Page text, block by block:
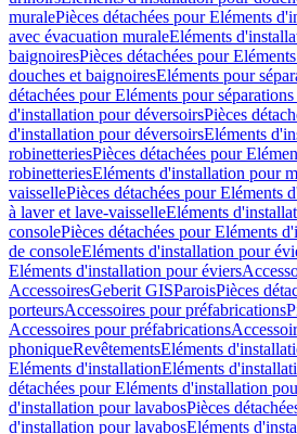
muralePièces détachées pour Eléments
avec évacuation muraleEléments
baignoiresPièces détachées pour
douches et baignoiresEléments pour
détachées pour Eléments pour
d'installation pour déversoirsPièces
d'installation pour déversoirsEléments
robinetteriesPièces détachées pour
robinetteriesEléments d'installation pour
vaissellePièces détachées pour Eléments
à laver et lave-vaisselleEléments
consolePièces détachées pour Eléments
de consoleEléments d'installation pour
Eléments d'installation pour éviers
AccessoiresGeberit GISParoisPièces
porteursAccessoires pour préfabrications
Accessoires pour préfabrications
phoniqueRevêtementsEléments
Eléments d'installationEléments
détachées pour Eléments d'installation
d'installation pour lavabosPièces
d'installation pour lavabosEléments